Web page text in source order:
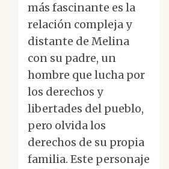
más fascinante es la
relación compleja y
distante de Melina
con su padre, un
hombre que lucha por
los derechos y
libertades del pueblo,
pero olvida los
derechos de su propia
familia. Este personaje